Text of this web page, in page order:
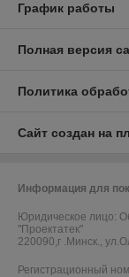
График работы
Полная версия
Политика
Сайт создан на
Информация для
Юридическое лицо:
"Проектатек"
220090,г .Минск.,
Регистрационный